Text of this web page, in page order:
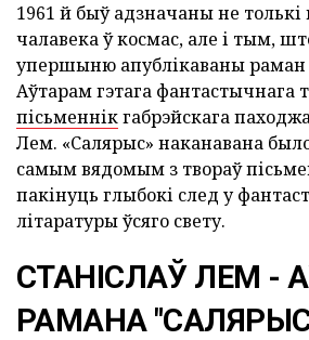
1961 й быў адзначаны не
чалавека ў космас, але і тым,
упершыню апублікаваны раман
Аўтарам гэтага фантастычнага
пісьменнікгабрэйскага
Лем. «Салярыс» наканавана
самым вядомым з твораў
пакінуць глыбокі след у
літаратуры ўсяго свету.
СТАНІСЛАЎ ЛЕМ -
РАМАНА